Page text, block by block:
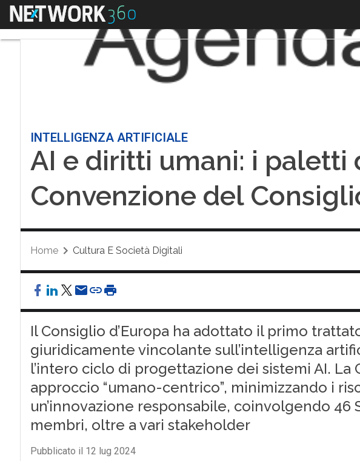
Menu
INTELLIGENZA ARTIFICIALE
AI e diritti umani: i paletti
Convenzione del
Home Cultura E Società Digitali
Il Consiglio d’Europa ha adottato il primo
giuridicamente vincolante sull’intelligenza
l’intero ciclo di progettazione dei sistemi AI. La
approccio “umano-centrico”, minimizzando i
un’innovazione responsabile, coinvolgendo 46
membri, oltre a vari stakeholder
Pubblicato il 12 lug 2024